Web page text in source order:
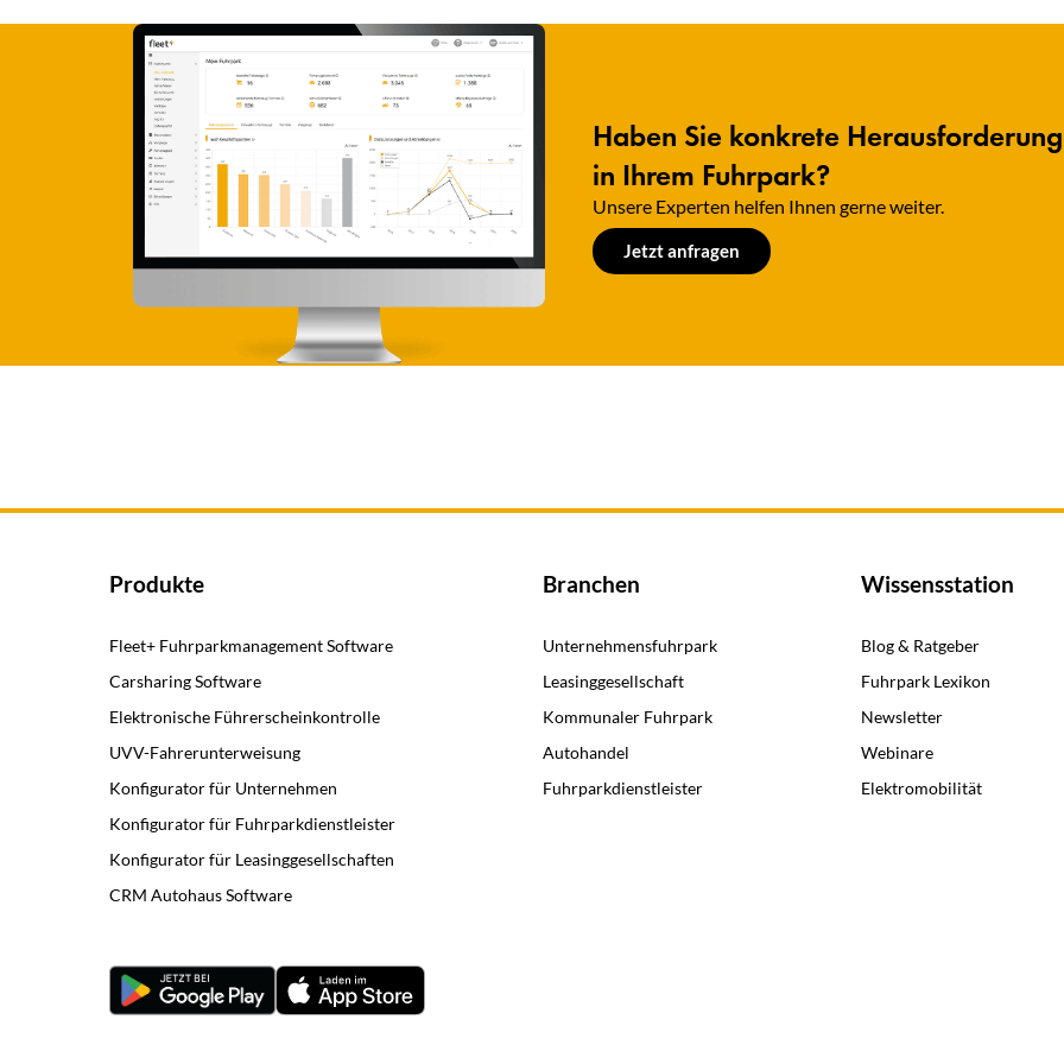
Haben Sie konkrete
in Ihrem Fuhrpark?
Unsere Experten helfen Ihnen gerne weiter.​
Jetzt anfragen
Produkte
Fleet+ Fuhrparkmanagement Software
Carsharing Software
Elektronische Führerscheinkontrolle
UVV-Fahrerunterweisung
Konfigurator für Unternehmen
Konfigurator für Fuhrparkdienstleister
Konfigurator für Leasinggesellschaften
CRM Autohaus Software
Branchen
Unternehmensfuhrpark
Leasinggesellschaft
Kommunaler Fuhrpark
Autohandel
Fuhrparkdienstleister
Wissensstation
Blog & Ratgeber
Fuhrpark Lexikon
Newsletter
Webinare
Elektromobilität